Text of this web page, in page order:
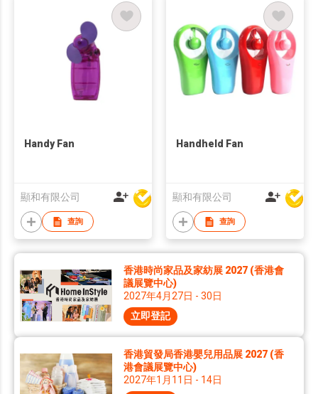
Handy Fan
顯和有限公司
查詢
Handheld Fan
顯和有限公司
查詢
香港時尚家品及家紡展 2027 (香港會
議展覽中心)
2027年4月27日 - 30日
立即登記
香港貿發局香港嬰兒用品展 2027 (香
港會議展覽中心)
2027年1月11日 - 14日